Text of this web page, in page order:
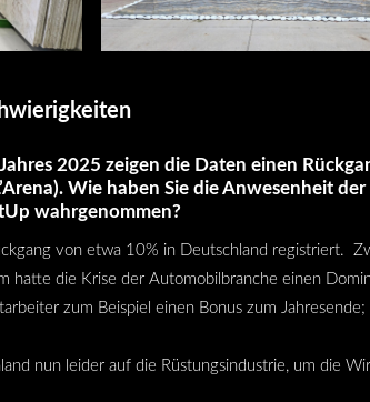
2025 zeigen die Daten einen
). Wie haben Sie die Anwesenheit
wahrgenommen?
von etwa 10% in Deutschland registriert.
hatte die Krise der Automobilbranche einen
zum Beispiel einen Bonus zum
nun leider auf die Rüstungsindustrie, um die